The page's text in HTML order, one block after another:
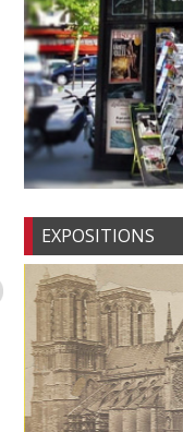
EXPOSITIONS